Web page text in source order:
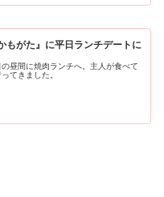
がた』に平日ランチデートに
昼間に焼肉ランチへ。主人が食べて
てきました。